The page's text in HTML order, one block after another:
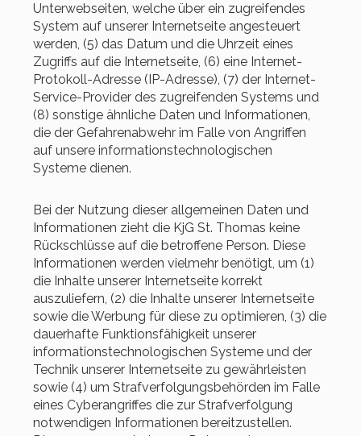
Unterwebseiten, welche über ein zugreifendes
System auf unserer Internetseite angesteuert
werden, (5) das Datum und die Uhrzeit eines
Zugriffs auf die Internetseite, (6) eine Internet-
Protokoll-Adresse (IP-Adresse), (7) der Internet-
Service-Provider des zugreifenden Systems und
(8) sonstige ähnliche Daten und Informationen,
die der Gefahrenabwehr im Falle von Angriffen
auf unsere informationstechnologischen
Systeme dienen.
Bei der Nutzung dieser allgemeinen Daten und
Informationen zieht die KjG St. Thomas keine
Rückschlüsse auf die betroffene Person. Diese
Informationen werden vielmehr benötigt, um (1)
die Inhalte unserer Internetseite korrekt
auszuliefern, (2) die Inhalte unserer Internetseite
sowie die Werbung für diese zu optimieren, (3) die
dauerhafte Funktionsfähigkeit unserer
informationstechnologischen Systeme und der
Technik unserer Internetseite zu gewährleisten
sowie (4) um Strafverfolgungsbehörden im Falle
eines Cyberangriffes die zur Strafverfolgung
notwendigen Informationen bereitzustellen.